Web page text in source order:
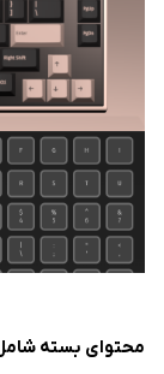
محتوای بسته